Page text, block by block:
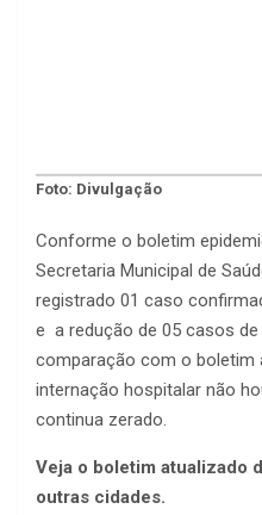
Foto: Divulgação
Conforme o boletim
Secretaria Municipal de
registrado 01 caso
e a redução de 05 casos
comparação com o boletim
internação hospitalar não
continua zerado.
Veja o boletim atualizado
outras cidades.